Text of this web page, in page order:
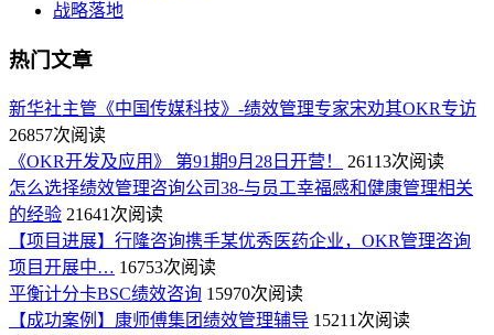
战略落地
热门文章
新华社主管《中国传媒科技》-绩效管理专家宋劝其OKR专访
26857次阅读
《OKR开发及应用》 第91期9月28日开营！
26113次阅读
怎么选择绩效管理咨询公司38-与员工幸福感和健康管理相关
的经验 21641次阅读
【项目进展】行隆咨询携手某优秀医药企业，OKR管理咨询
项目开展中… 16753次阅读
平衡计分卡BSC绩效咨询 15970次阅读
【成功案例】康师傅集团绩效管理辅导 15211次阅读